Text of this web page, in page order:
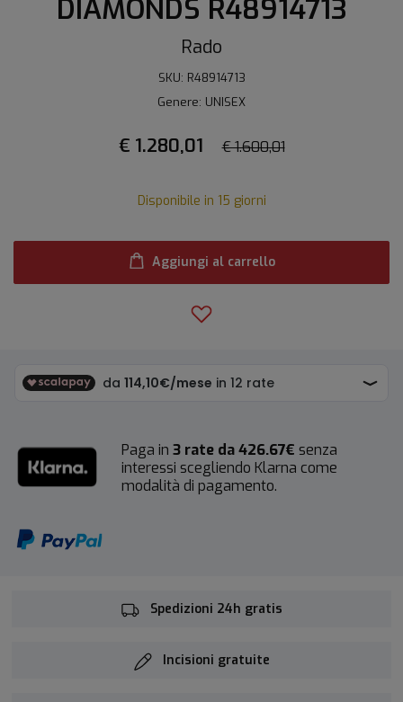
DIAMONDS R48914713
Rado
SKU: R48914713
Genere: UNISEX
€ 1.280,01 € 1.600,01
Disponibile in 15 giorni
Aggiungi al carrello
Paga in 3 rate da 426.67€ senza
interessi scegliendo Klarna come
modalità di pagamento.
Spedizioni 24h gratis
Incisioni gratuite